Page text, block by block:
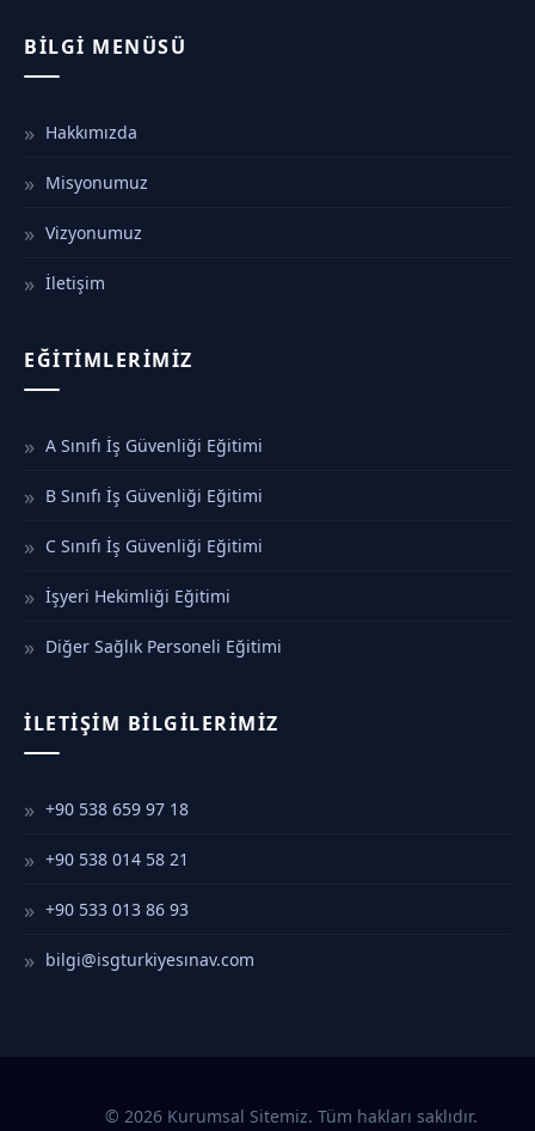
BILGI MENÜSÜ
Hakkımızda
Misyonumuz
Vizyonumuz
İletişim
EĞITIMLERIMIZ
A Sınıfı İş Güvenliği Eğitimi
B Sınıfı İş Güvenliği Eğitimi
C Sınıfı İş Güvenliği Eğitimi
İşyeri Hekimliği Eğitimi
Diğer Sağlık Personeli Eğitimi
İLETIŞIM BILGILERIMIZ
+90 538 659 97 18
+90 538 014 58 21
+90 533 013 86 93
bilgi@isgturkiyesınav.com
© 2026 Kurumsal Sitemiz. Tüm hakları saklıdır.